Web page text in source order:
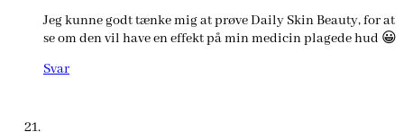
Jeg kunne godt tænke mig at prøve Daily Skin Beauty, for at
se om den vil have en effekt på min medicin plagede hud 😀
Svar